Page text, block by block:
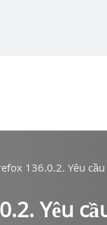
136.0.2. Yêu
Yêu